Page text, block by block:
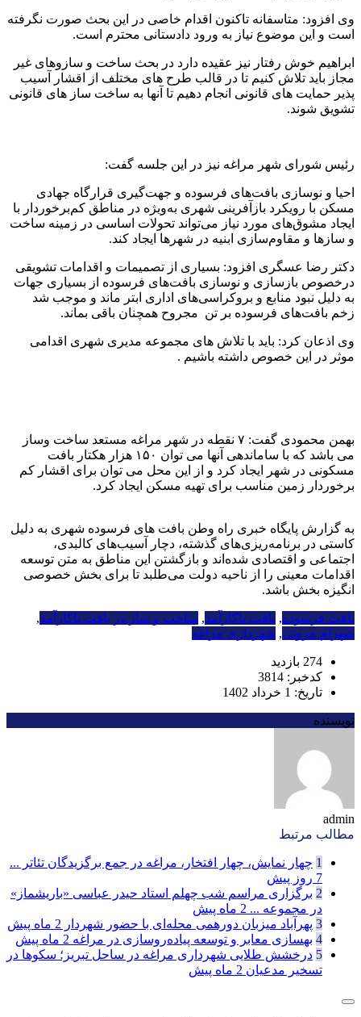
وی افزود: متاسفانه تاکنون اقدام خاصی در این بحث صورت نگرفته
است و این موضوع نیاز به ورود دادستانی محترم است.
ابراهیم خوش رفتار نیز عقیده دارد در بحث ساخت و سازوهای غیر
مجاز باید تلاش کنیم تا در قالب طرح های مختلف از اقشار آسیب
پذیر حمایت های قانونی انجام دهیم تا آنها به ساخت ساز های قانونی
تشویق شوند.
رئیس شورای شهر مراغه نيز در اين جلسه گفت:
احیا و نوسازی بافت‌های فرسوده و جهت‌گیری قرارگاه جهادی
مسکن با رویکرد بازآفرینی شهری به‌ویژه در مناطق کم‌برخوردار با
ایجاد مشوق‌های مورد نیاز می‌تواند تحولات اساسی در زمینه ساخت
و سازها و مقاوم‌سازی ابنیه در شهرها ایجاد کند.
دکتر رضا عسگری افزود: بسیاری از تصمیمات و اقدامات تشویقی
درخصوص بازسازی و نوسازی بافت‌های فرسوده از بسیاری جهات
به دلیل نبود منابع و بروکراسی‌های اداری ابتر ماند و موجب شد
زخم بافت‌های فرسوده بر تن مجروح همچنان باقی بماند.
وی اذعان کرد: باید با تلاش های مجموعه مدیری شهری اقدامی
موثر در این خصوص داشته باشیم .
بهمن محمودی گفت: ۷ نقطه در شهر مراغه مستعد ساخت وساز
می باشد که با ساماندهی آنها می توان ۱۵۰ هزار هکتار بافت
مسکونی در شهر ایجاد کرد و از اين محل می توان برای اقشار کم
برخوردار زمین مناسب برای تهیه مسکن ایجاد کرد.
به گزارش پایگاه خبری راه وطن بافت های فرسوده شهری به دلیل
كاستی در برنامه‌ریزی‌های گذشته، دچار آسیب‌های كالبدی،
اجتماعی و اقتصادی شده‌اند و بازگشتن این مناطق به متن توسعه
اقدامات معینی را از ناحیه دولت می‌طلبد تا برای بخش خصوصی
انگیزه ‌بخش باشد.
بافت فرسوده, بافت ناکارآمد, ساخت و ساز در بافت ناکارآمد,
شهرام مروتی, شهرداری مراغه
274 بازدید
کدخبر: 3814
تاریخ: 1 خرداد 1402
نویسنده
admin
مطالب مرتبط
1 چهار نمایش، چهار افتخار، مراغه در جمع برگزیدگان تئاتر ...
7 روز پیش
2 برگزاری مراسم شب چهلم استاد حیدر عباسی «باریشماز»
در مجموعه ... 2 ماه پیش
3 پهرآباد میزبان دورهمی محله‌ای با حضور شهردار 2 ماه پیش
4 بهسازی معابر و توسعه پیاده‌روسازی در مراغه 2 ماه پیش
5 درخشش طلایی شهرداری مراغه در ساحل تبریز؛ سکوها در
تسخیر مدعیان 2 ماه پیش